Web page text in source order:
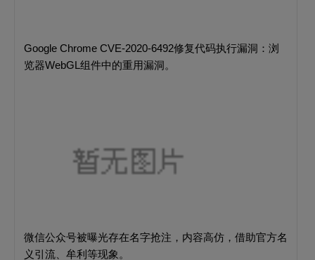
Google Chrome CVE-2020-6492修复代码执行漏洞：浏
览器WebGL组件中的重用漏洞。
微信公众号被曝光存在名字抢注，内容高仿，借助官方名
义引流、牟利等现象。